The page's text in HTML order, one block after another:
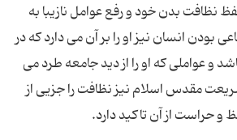
نظافت بدن خود و رفع عوامل نازیبا به
بودن انسان نیز او را بر آن می دارد که در
و عواملی که او را از دید جامعه طرد می
مقدس اسلام نیز نظافت را جزیی از